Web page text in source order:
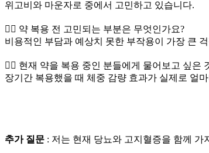
위고비와 마운자로 중에서 고민하고 있습니다.
👉🏻 약 복용 전 고민되는 부분은 무엇인가요?
비용적인 부담과 예상치 못한 부작용이 가장 큰
👉🏻 현재 약을 복용 중인 분들에게 물어보고 싶은
장기간 복용했을 때 체중 감량 효과가 실제로 얼
추가 질문 : 저는 현재 당뇨와 고지혈증을 함께